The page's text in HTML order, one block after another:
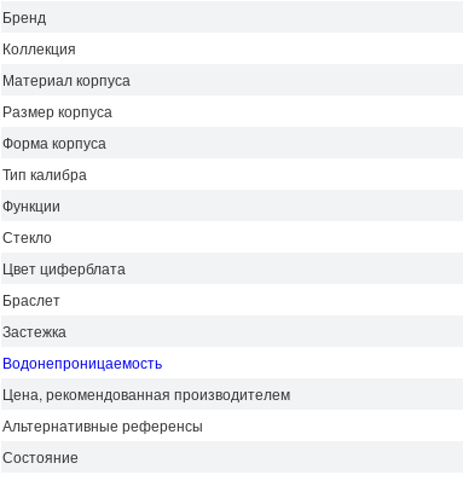
Бренд
Коллекция
Материал корпуса
Размер корпуса
Форма корпуса
Тип калибра
Функции
Стекло
Цвет циферблата
Браслет
Застежка
Водонепроницаемость
Цена, рекомендованная производителем
Альтернативные референсы
Состояние